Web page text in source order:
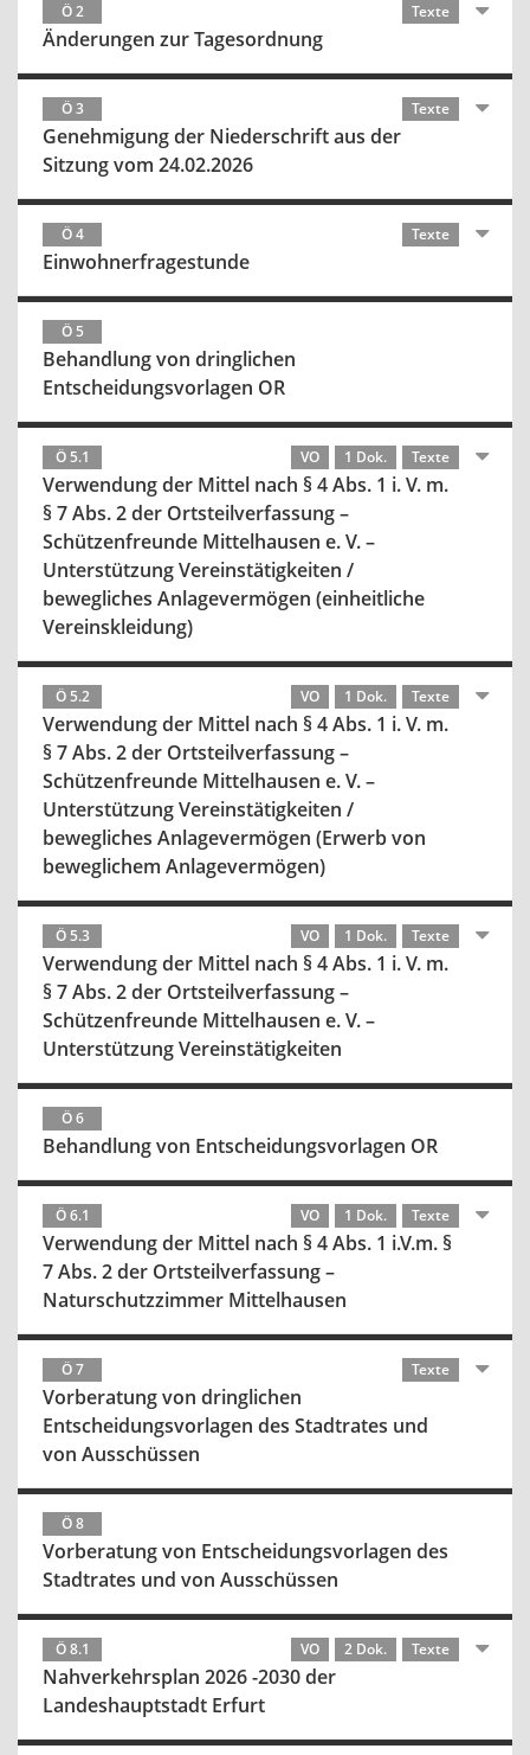
Ö 2 Texte
Änderungen zur Tagesordnung
Ö 3 Texte
Genehmigung der Niederschrift aus der
Sitzung vom 24.02.2026
Ö 4 Texte
Einwohnerfragestunde
Ö 5
Behandlung von dringlichen
Entscheidungsvorlagen OR
Ö 5.1 VO 1 Dok. Texte
Verwendung der Mittel nach § 4 Abs. 1 i. V. m.
§ 7 Abs. 2 der Ortsteilverfassung –
Schützenfreunde Mittelhausen e. V. –
Unterstützung Vereinstätigkeiten /
bewegliches Anlagevermögen (einheitliche
Vereinskleidung)
Ö 5.2 VO 1 Dok. Texte
Verwendung der Mittel nach § 4 Abs. 1 i. V. m.
§ 7 Abs. 2 der Ortsteilverfassung –
Schützenfreunde Mittelhausen e. V. –
Unterstützung Vereinstätigkeiten /
bewegliches Anlagevermögen (Erwerb von
beweglichem Anlagevermögen)
Ö 5.3 VO 1 Dok. Texte
Verwendung der Mittel nach § 4 Abs. 1 i. V. m.
§ 7 Abs. 2 der Ortsteilverfassung –
Schützenfreunde Mittelhausen e. V. –
Unterstützung Vereinstätigkeiten
Ö 6
Behandlung von Entscheidungsvorlagen OR
Ö 6.1 VO 1 Dok. Texte
Verwendung der Mittel nach § 4 Abs. 1 i.V.m. §
7 Abs. 2 der Ortsteilverfassung –
Naturschutzzimmer Mittelhausen
Ö 7 Texte
Vorberatung von dringlichen
Entscheidungsvorlagen des Stadtrates und
von Ausschüssen
Ö 8
Vorberatung von Entscheidungsvorlagen des
Stadtrates und von Ausschüssen
Ö 8.1 VO 2 Dok. Texte
Nahverkehrsplan 2026 -2030 der
Landeshauptstadt Erfurt